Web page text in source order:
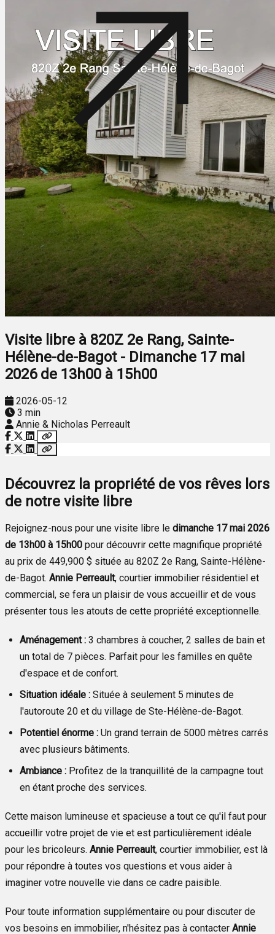
Visite libre à 820Z 2e Rang, Sainte-
Hélène-de-Bagot - Dimanche 17 mai
2026 de 13h00 à 15h00
2026-05-12
3 min
Annie & Nicholas Perreault
Découvrez la propriété de vos rêves lors
de notre visite libre
Rejoignez-nous pour une visite libre le dimanche 17 mai 2026
de 13h00 à 15h00 pour découvrir cette magnifique propriété
au prix de 449,900 $ située au 820Z 2e Rang, Sainte-Hélène-
de-Bagot. Annie Perreault, courtier immobilier résidentiel et
commercial, se fera un plaisir de vous accueillir et de vous
présenter tous les atouts de cette propriété exceptionnelle.
Aménagement : 3 chambres à coucher, 2 salles de bain et
un total de 7 pièces. Parfait pour les familles en quête
d'espace et de confort.
Situation idéale : Située à seulement 5 minutes de
l'autoroute 20 et du village de Ste-Hélène-de-Bagot.
Potentiel énorme : Un grand terrain de 5000 mètres carrés
avec plusieurs bâtiments.
Ambiance : Profitez de la tranquillité de la campagne tout
en étant proche des services.
Cette maison lumineuse et spacieuse a tout ce qu'il faut pour
accueillir votre projet de vie et est particulièrement idéale
pour les bricoleurs. Annie Perreault, courtier immobilier, est là
pour répondre à toutes vos questions et vous aider à
imaginer votre nouvelle vie dans ce cadre paisible.
Pour toute information supplémentaire ou pour discuter de
vos besoins en immobilier, n'hésitez pas à contacter Annie